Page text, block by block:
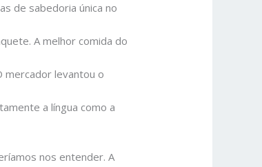
de sabedoria única no
A melhor comida do
mercador levantou o
a língua como a
nos entender. A